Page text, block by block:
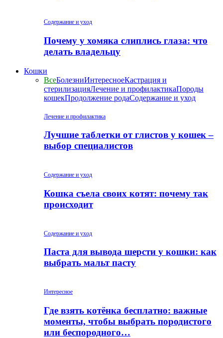
Содержание и уход
Почему у хомяка слиплись глаза: что
делать владельцу
Кошки
ВсеБолезниИнтересноеКастрация и
стерилизацияЛечение и профилактикаПороды
кошекПродолжение родаСодержание и уход
Лечение и профилактика
Лучшие таблетки от глистов у кошек –
выбор специалистов
Содержание и уход
Кошка съела своих котят: почему так
происходит
Содержание и уход
Паста для вывода шерсти у кошки: как
выбрать мальт пасту
Интересное
Где взять котёнка бесплатно: важные
моменты, чтобы выбрать породистого
или беспородного…